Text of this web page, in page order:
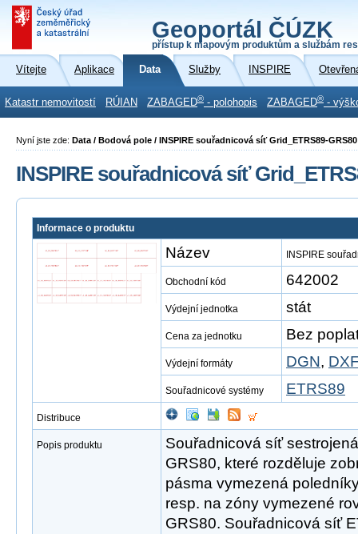
Geoportál ČÚZK
přístup k mapovým produktům a službám
Vítejte Aplikace Data Služby INSPIRE
Katastr nemovitostí RÚIAN ZABAGED® - polohopis ZABAGED® -
Nyní jste zde: Data / Bodová pole / INSPIRE souřadnicová síť Grid_ETRS89-GRS80
INSPIRE souřadnicová síť
Informace o produktu
Název INSPIRE
Obchodní kód 642002
Výdejní jednotka stát
Cena za jednotku Bez
Výdejní formáty DGN,
Souřadnicové systémy ETRS89
Distribuce
Popis produktu
Souřadnicová síť
GRS80, které rozděluje
pásma vymezená
resp. na zóny vymezené
GRS80. Souřadnicová síť